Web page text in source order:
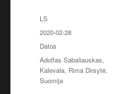
Autorius
LS
Paskelbta
2020-02-28
Kategorijos
Datos
Žymos
Adolfas Sabaliauskas,
Kalevala, Rima Dirsytė,
Suomija